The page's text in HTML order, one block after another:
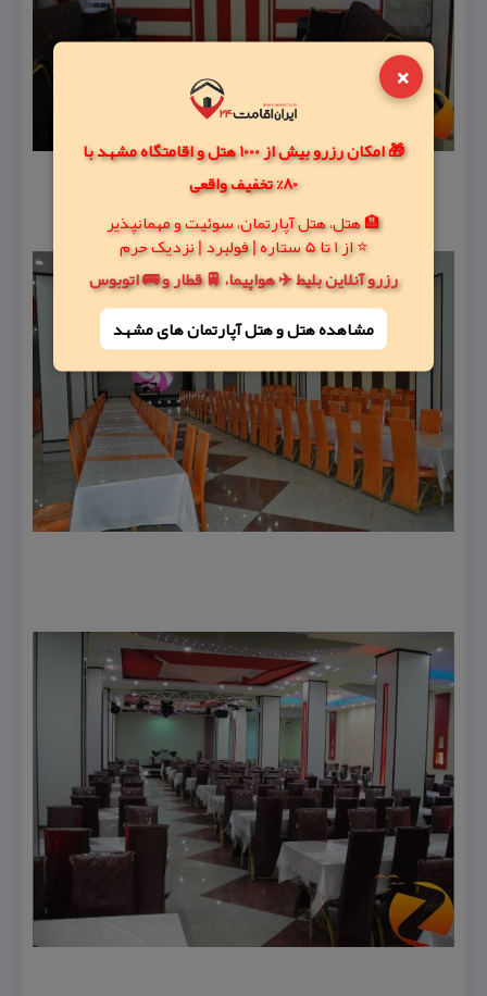
×
🎁 امکان رزرو بیش از 1000 هتل و اقامتگاه مشهد با
80% تخفیف واقعی
🏨 هتل، هتل آپارتمان، سوئیت و مهمانپذیر
⭐ از 1 تا 5 ستاره | فولبرد | نزدیک حرم
رزرو آنلاین بلیط ✈️ هواپیما، 🚆 قطار و 🚌 اتوبوس
مشاهده هتل و هتل‌ آپارتمان های مشهد